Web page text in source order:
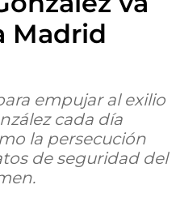
Madrid
empujar al exilio
cada día
la persecución
de seguridad del